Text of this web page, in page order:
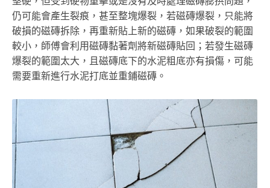
仍可能會產生裂痕，甚至整塊爆裂，若磁磚爆裂，只能將
破損的磁磚拆除，再重新貼上新的磁磚，如果破裂的範圍
較小，師傅會利用磁磚黏著劑將新磁磚貼回；若發生磁磚
爆裂的範圍太大，且磁磚底下的水泥粗底亦有損傷，可能
需要重新進行水泥打底並重鋪磁磚。